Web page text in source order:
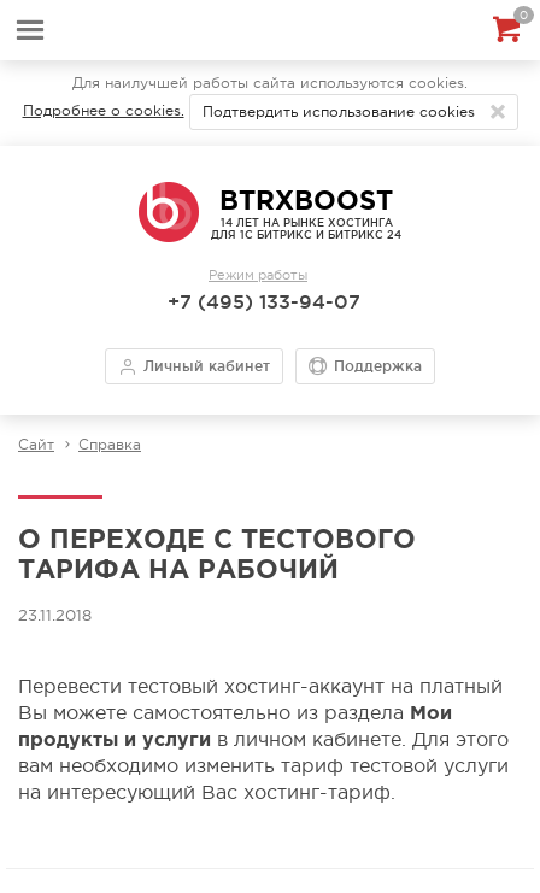
Для наилучшей работы сайта используются cookies.
Подробнее о cookies.
Подтвердить использование cookies
BTRXBOOST
14 ЛЕТ НА РЫНКЕ ХОСТИНГА
ДЛЯ 1С БИТРИКС И БИТРИКС 24
Режим работы
+7 (495) 133-94-07
Личный кабинет Поддержка
Сайт Справка
О ПЕРЕХОДЕ С ТЕСТОВОГО
ТАРИФА НА РАБОЧИЙ
23.11.2018
Перевести тестовый хостинг-аккаунт на платный
Вы можете самостоятельно из раздела Мои
продукты и услуги в личном кабинете. Для этого
вам необходимо изменить тариф тестовой услуги
на интересующий Вас хостинг-тариф.
0